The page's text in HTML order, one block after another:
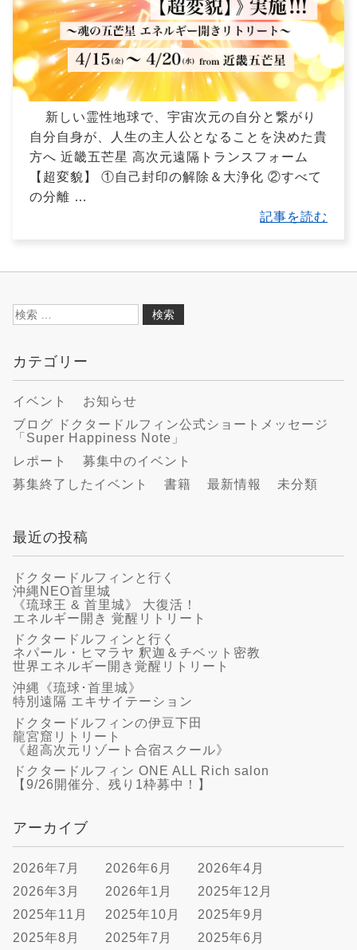
新しい霊性地球で、宇宙次元の自分と繋がり
自分自身が、人生の主人公となることを決めた貴
方へ 近畿五芒星 高次元遠隔トランスフォーム
【超変貌】 ①自己封印の解除＆大浄化 ②すべて
の分離 …
記事を読む
検
カテゴリー
イベント
お知らせ
ブログ ドクタードルフィン公式ショートメッセージ
「Super Happiness Note」
レポート
募集中のイベント
募集終了したイベント
書籍 最新情報 未分類
最近の投稿
ドクタードルフィンと行く
沖縄NEO首里城
《琉球王 & 首里城》 大復活！
エネルギー開き 覚醒リトリート
ドクタードルフィンと行く
ネパール・ヒマラヤ 釈迦＆チベット密教
世界エネルギー開き覚醒リトリート
沖縄《琉球･首里城》
特別遠隔 エキサイテーション
ドクタードルフィンの伊豆下田
龍宮窟リトリート
《超高次元リゾート合宿スクール》
ドクタードルフィン ONE ALL Rich salon
【9/26開催分、残り1枠募中！】
アーカイブ
2026年7月 2026年6月
2026年4月
2026年3月
2026年1月
2025年12月
2025年11月
2025年10月
2025年9月
2025年8月
2025年7月
2025年6月